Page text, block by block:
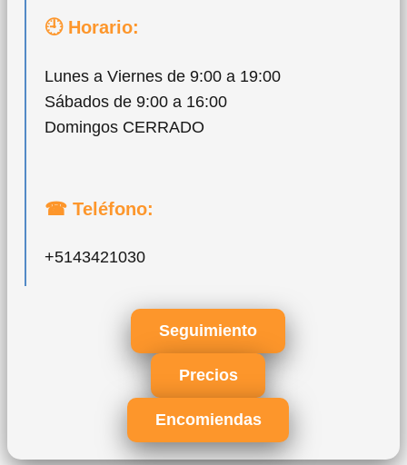
🕘 Horario:
Lunes a Viernes de 9:00 a 19:00
Sábados de 9:00 a 16:00
Domingos CERRADO
☎ Teléfono:
+5143421030
Seguimiento
Precios
Encomiendas